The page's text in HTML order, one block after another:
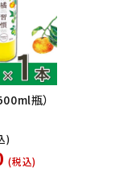
瓶）
)
(税込)